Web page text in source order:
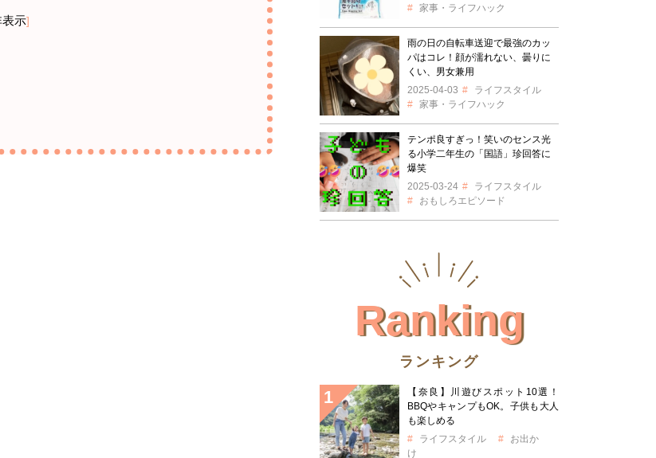
表示]
家事・ライフハック
雨の日の自転車送迎で最強のカッ
パはコレ！顔が濡れない、曇りに
くい、男女兼用
2025-04-03
ライフスタイル
家事・ライフハック
テンポ良すぎっ！笑いのセンス光
る小学二年生の「国語」珍回答に
爆笑
2025-03-24
ライフスタイル
おもしろエピソード
Ranking
ランキング
【奈良】川遊びスポット10選！
BBQやキャンプもOK。子供も大人
も楽しめる
ライフスタイル
お出か
け